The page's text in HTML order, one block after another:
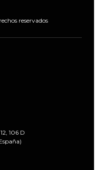
reservados
106 D